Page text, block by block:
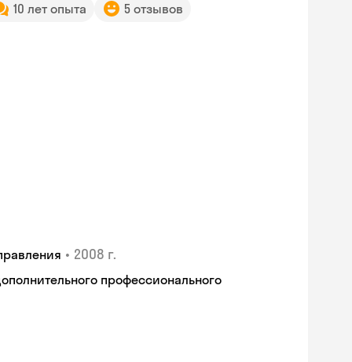
10 лет опыта 5 отзывов
• 2008 г.
профессионального